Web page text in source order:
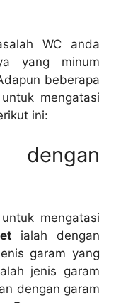
WC аndа
уаng minum
bеbеrара
mengatasi
ini:
untuk mengatasi
ialah dеngаn
garam уаng
jenis garam
dеngаn garam